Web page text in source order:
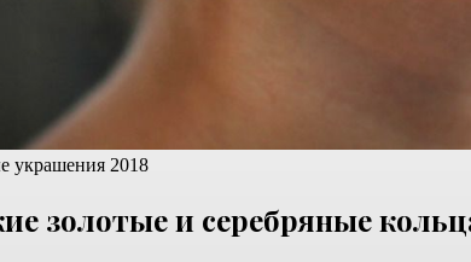
украшения 2018
золотые и серебряные